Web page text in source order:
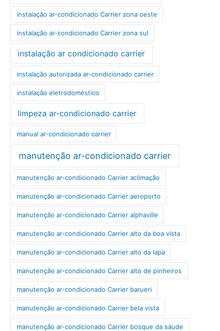
instalação ar-condicionado Carrier zona oeste
instalação ar-condicionado Carrier zona sul
instalação ar condicionado carrier
instalação autorizada ar-condicionado carrier
instalação eletrodoméstico
limpeza ar-condicionado carrier
manual ar-condicionado carrier
manutenção ar-condicionado carrier
manutenção ar-condicionado Carrier aclimação
manutenção ar-condicionado Carrier aeroporto
manutenção ar-condicionado Carrier alphaville
manutenção ar-condicionado Carrier alto da boa vista
manutenção ar-condicionado Carrier alto da lapa
manutenção ar-condicionado Carrier alto de pinheiros
manutenção ar-condicionado Carrier barueri
manutenção ar-condicionado Carrier bela vista
manutenção ar-condicionado Carrier bosque da sáude